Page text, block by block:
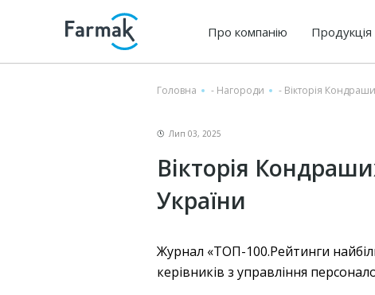
Про компанію Продукція
Головна - Нагороди - Вікторія
Лип 03, 2025
Вікторія
України
Журнал «ТОП-100.Рейтинги
керівників з управління